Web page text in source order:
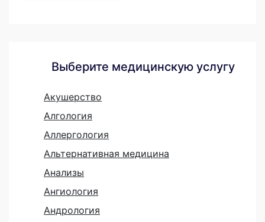
Выберите медицинскую услугу
Акушерство
Алгология
Аллергология
Альтернативная медицина
Анализы
Ангиология
Андрология